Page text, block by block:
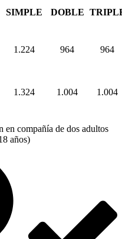
SIMPLE DOBLE
1.224 964 964
1.324 1.004 1.004
en compañía de dos adultos
años)